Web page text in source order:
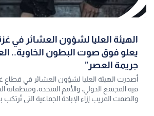
الهيئة العليا لشؤون العشائر في
يعلو فوق صوت البطون الخاوية..
جريمة العصر"
أصدرت الهيئة العليا لشؤون العشائر في قطاع
فيه المجتمع الدولي، والأمم المتحدة، ومنظماته
والصمت المريب إزاء الإبادة الجماعية التي